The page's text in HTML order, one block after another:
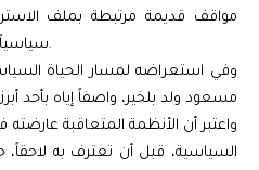
مواقف قديمة مرتبطة بملف
سياسياً يهدف إلى افتعال صراع مفتعل.
وفي استعراضه لمسار الحياة
مسعود ولد بلخير، واصفاً إياه بأحد
واعتبر أن الأنظمة المتعاقبة
السياسية، قبل أن تعترف به